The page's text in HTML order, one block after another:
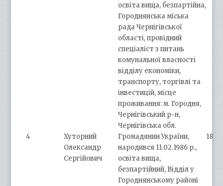
освіта вища, безпартійна,
Городнянська міська
рада Чернігівської
області, провідний
спеціаліст з питань
комунальної власності
відділу економіки,
транспорту, торгівлі та
інвестицій, місце
проживання: м. Городня,
Чернігівський р-н,
Чернігівська обл.
4
Хуторний
Олександр
Сергійович
Громадянин України,
народився 11.02.1986 р.,
освіта вища,
безпартійний, Відділ у
Городнянському районі
18